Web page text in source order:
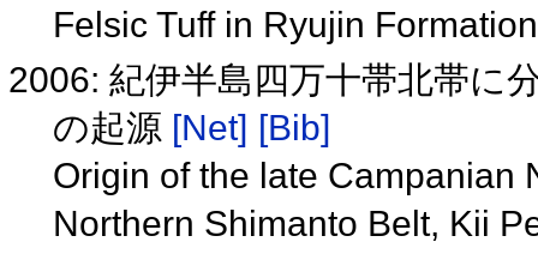
Felsic Tuff in Ryujin
2006: 紀伊半島四万十帯北帯に
の起源 [Net] [Bib]
Origin of the late Campanian
Northern Shimanto Belt, Kii